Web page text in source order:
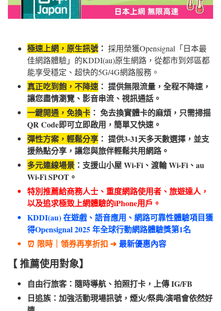
極速上網，原生訊號 ： 採用榮獲Opensignal「日本最
佳網路體驗」的KDDI(au)原生網路，從都市到郊區都
能享受穩定、超快的5G/4G網路服務。
真正吃到飽，不降速： 提供無限流量，全程不降速，
讓您盡情瀏覽、影音串流、視訊通話。
一鍵開通，免換卡 ： 免去換實體卡的麻煩，只需掃描
QR Code即可立即啟用，簡單又快速。
彈性方案，輕鬆分享 ： 提供3-31天多天數選擇，並支
援熱點分享，讓您與旅伴輕鬆共用網路。
多元連線場景 ：支援山小屋 Wi-Fi、渡輪 Wi-Fi、au
Wi-Fi SPOT。
特別推薦給商務人士、重度網路使用者、旅遊達人，
以及追求極致上網體驗的iPhone用戶。
KDDI(au) 在遊戲、語音應用、網路可靠性體驗項目獲
得Opensignal 2025 年全球行動網路體驗獎第1名
⏰ 限時｜領券再享折扣 ➜ 最新優惠內容
【 推薦使用對象】
自由行旅客：隨時導航、拍照打卡，上傳 IG/FB
日追族：加強活動現場訊號，煙火/祭典/演唱會依然好